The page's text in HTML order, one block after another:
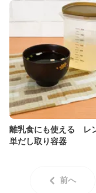
離乳食にも使える レ
単だし取り容器
前へ